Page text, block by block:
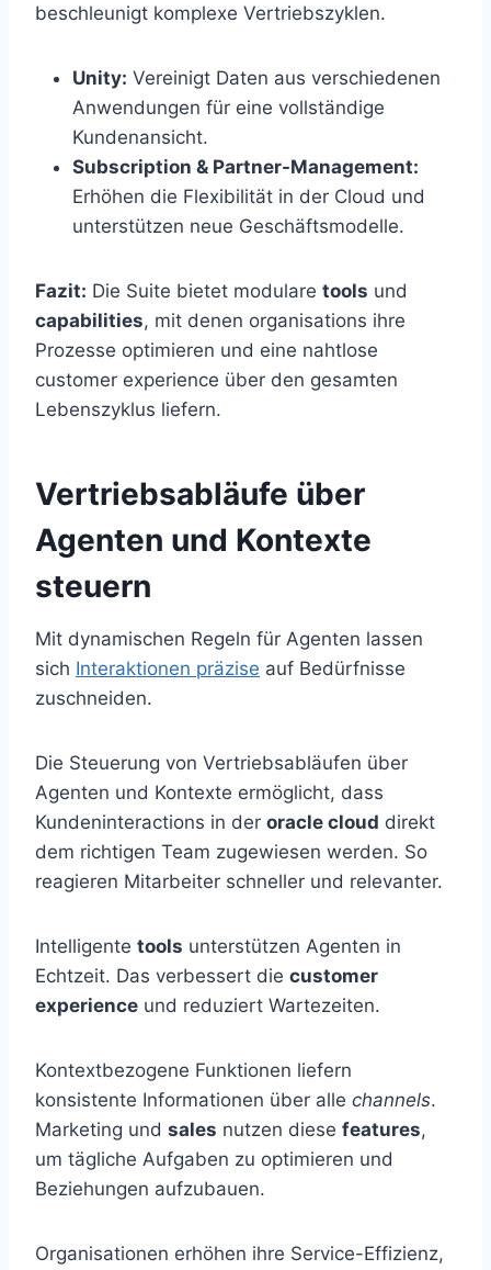
beschleunigt komplexe Vertriebszyklen.
Unity: Vereinigt Daten aus verschiedenen
Anwendungen für eine vollständige
Kundenansicht.
Subscription & Partner-Management:
Erhöhen die Flexibilität in der Cloud und
unterstützen neue Geschäftsmodelle.
Fazit: Die Suite bietet modulare tools und
capabilities, mit denen organisations ihre
Prozesse optimieren und eine nahtlose
customer experience über den gesamten
Lebenszyklus liefern.
Vertriebsabläufe über
Agenten und Kontexte
steuern
Mit dynamischen Regeln für Agenten lassen
sich Interaktionen präzise auf Bedürfnisse
zuschneiden.
Die Steuerung von Vertriebsabläufen über
Agenten und Kontexte ermöglicht, dass
Kundeninteractions in der oracle cloud direkt
dem richtigen Team zugewiesen werden. So
reagieren Mitarbeiter schneller und relevanter.
Intelligente tools unterstützen Agenten in
Echtzeit. Das verbessert die customer
experience und reduziert Wartezeiten.
Kontextbezogene Funktionen liefern
konsistente Informationen über alle channels.
Marketing und sales nutzen diese features,
um tägliche Aufgaben zu optimieren und
Beziehungen aufzubauen.
Organisationen erhöhen ihre Service-Effizienz,